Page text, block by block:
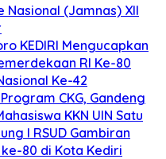
(Jamnas) XII
KEDIRI Mengucapkan
RI Ke-80
Ke-42
CKG, Gandeng
KKN UIN Satu
I RSUD Gambiran
80 di Kota Kediri